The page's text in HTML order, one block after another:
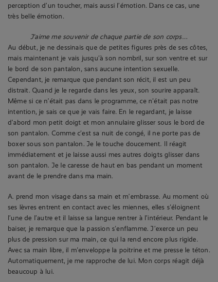
perception d’un toucher, mais aussi l’émotion. Dans ce cas, une
très belle émotion.
J’aime me souvenir de chaque partie de son corps…
Au début, je ne dessinais que de petites figures près de ses côtes,
mais maintenant je vais jusqu’à son nombril, sur son ventre et sur
le bord de son pantalon, sans aucune intention sexuelle.
Cependant, je remarque que pendant son récit, il est un peu
distrait. Quand je le regarde dans les yeux, son sourire apparaît.
Même si ce n’était pas dans le programme, ce n’était pas notre
intention, je sais ce que je vais faire. En le regardant, je laisse
d’abord mon petit doigt et mon annulaire glisser sous le bord de
son pantalon. Comme c’est sa nuit de congé, il ne porte pas de
boxer sous son pantalon. Je le touche doucement. Il réagit
immédiatement et je laisse aussi mes autres doigts glisser dans
son pantalon. Je le caresse de haut en bas pendant un moment
avant de le prendre dans ma main.
A. prend mon visage dans sa main et m’embrasse. Au moment où
ses lèvres entrent en contact avec les miennes, elles s’éloignent
l’une de l’autre et il laisse sa langue rentrer à l’intérieur. Pendant le
baiser, je remarque que la passion s’enflamme. J’exerce un peu
plus de pression sur ma main, ce qui la rend encore plus rigide.
Avec sa main libre, il m’enveloppe la poitrine et me presse le téton.
Automatiquement, je me rapproche de lui. Mon corps réagit déjà
beaucoup à lui.